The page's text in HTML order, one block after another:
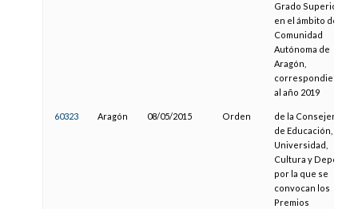
Grado Superior
en el ámbito de la
Comunidad
Autónoma de
Aragón,
correspondientes
al año 2019
60323 Aragón 08/05/2015 Orden
de la Consejera
de Educación,
Universidad,
Cultura y Deporte,
por la que se
convocan los
Premios